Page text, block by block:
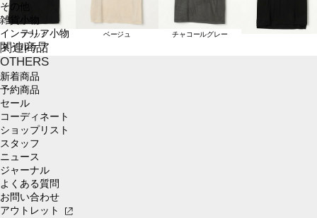
その他
雑貨小物
インテリア小物
ネイルケア
OTHERS
新着商品
予約商品
セール
コーディネート
ショップリスト
スタッフ
ニュース
ジャーナル
よくある質問
お問い合わせ
アウトレット
ブラック ベージュ チャコールグレー
関連商品